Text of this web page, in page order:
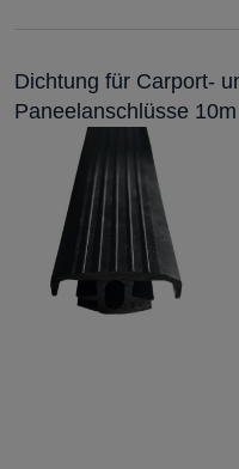
Dichtung für Carport-
Paneelanschlüsse 10m